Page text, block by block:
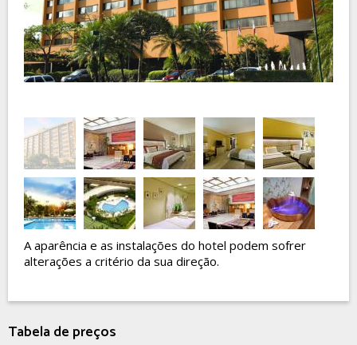
A aparência e as instalações do hotel podem sofrer
alterações a critério da sua direção.
Tabela de preços